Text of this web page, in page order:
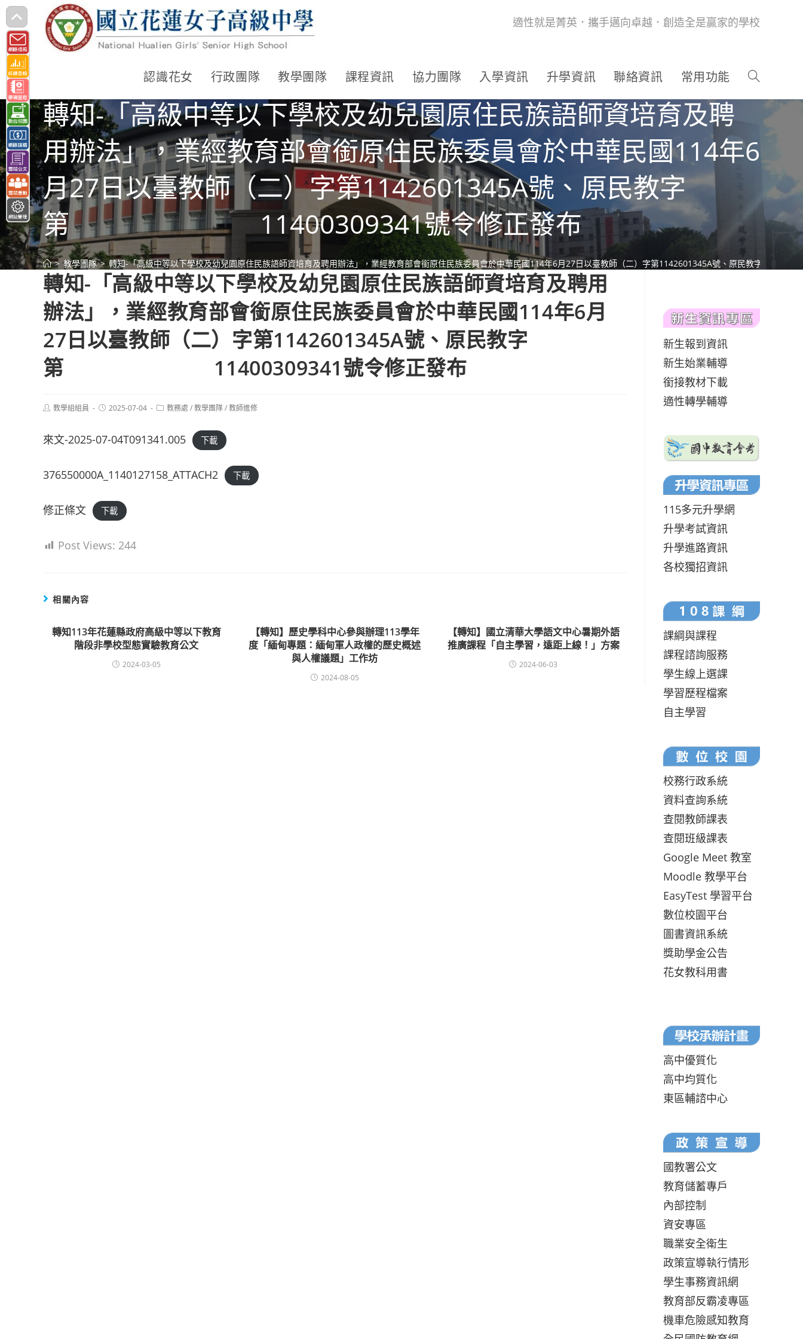
跳
轉
至
主
要
內
容
適性就是菁英．攜手邁向卓越．創造全是贏家的學校
認識花女 行政團隊 教學團隊 課程資訊 協力團隊 入學資訊 升學資訊 聯絡資訊 常用功能
轉知-「高級中等以下學校及幼兒園原住民族語師資培育及聘
用辦法」，業經教育部會銜原住民族委員會於中華民國114年6
月27日以臺教師（二）字第1142601345A號、原民教字
第 11400309341號令修正發布
> 教學團隊 > 轉知-「高級中等以下學校及幼兒園原住民族語師資培育及聘用辦法」，業經教育部會銜原住民族委員會於中華民國114年6月27日以臺教師（二）字第1142601345A號、原民
轉知-「高級中等以下學校及幼兒園原住民族語師資培育及聘用
辦法」，業經教育部會銜原住民族委員會於中華民國114年6月
27日以臺教師（二）字第1142601345A號、原民教字
第 11400309341號令修正發布
Post教學組組員
Post2025-07-04
Post教務處 /教學團隊/教師進修
來文-2025-07-04T091341.005 下載
376550000A_1140127158_ATTACH2 下載
修正條文 下載
Post Views: 244
相關內容
轉知113年花蓮縣政府高級中等以下教育
階段非學校型態實驗教育公文
2024-03-05
【轉知】歷史學科中心參與辦理113學年
度「緬甸專題：緬甸軍人政權的歷史概述
與人權議題」工作坊
2024-08-05
【轉知】國立清華大學語文中心暑期外語
推廣課程「自主學習，遠距上線！」方案
2024-06-03
新生報到資訊
新生始業輔導
銜接教材下載
適性轉學輔導
115多元升學網
升學考試資訊
升學進路資訊
各校獨招資訊
課綱與課程
課程諮詢服務
學生線上選課
學習歷程檔案
自主學習
校務行政系統
資料查詢系統
查閱教師課表
查閱班級課表
Google Meet 教室
Moodle 教學平台
EasyTest 學習平台
數位校園平台
圖書資訊系統
獎助學金公告
花女教科用書
高中優質化
高中均質化
東區輔諮中心
國教署公文
教育儲蓄專戶
內部控制
資安專區
職業安全衛生
政策宣導執行情形
學生事務資訊網
教育部反霸凌專區
機車危險感知教育